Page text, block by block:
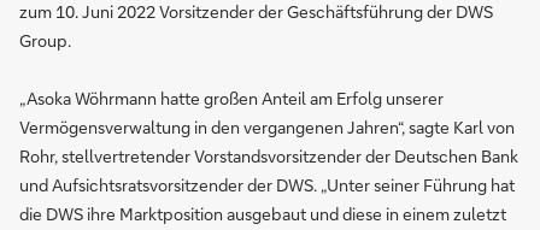
zum 10. Juni 2022 Vorsitzender der Geschäftsführung der DWS
Group.
„Asoka Wöhrmann hatte großen Anteil am Erfolg unserer
Vermögensverwaltung in den vergangenen Jahren“, sagte Karl von
Rohr, stellvertretender Vorstands­vorsitzender der Deutschen Bank
und Aufsichtsratsvorsitzender der DWS. „Unter seiner Führung hat
die DWS ihre Marktposition ausgebaut und diese in einem zuletzt